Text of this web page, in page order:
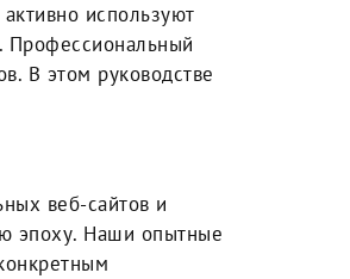
используют
Профессиональный
В этом руководстве
веб-сайтов и
эпоху. Наши опытные